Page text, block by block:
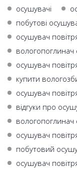
осушувачі
побутові
осушувач
вологопоглинач
осушувач
купити
осушувач
відгуки про
вологопоглинач
осушувач
побутовий
осушувач